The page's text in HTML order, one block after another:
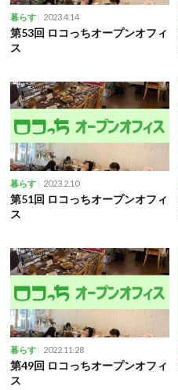
暮らす 2023.4.14
第53回 ロコっちオープンオフィ
ス
暮らす 2023.2.10
第51回 ロコっちオープンオフィ
ス
暮らす 2022.11.28
第49回 ロコっちオープンオフィ
ス